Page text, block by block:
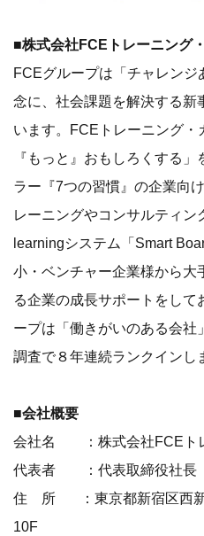
■株式会社FCEトレーニング
FCEグループは「チャレン
念に、社会課題を解決する新
います。FCEトレーニング・
『もっと』おもしろくする
ラー『7つの習慣』の企業向
レーニングやコンサルティ
learningシステム「Smart
小・ベンチャー企業様から大
る企業の成長サポートをし
ープは「働きがいのある会
調査で８年連続ランクインし
■会社概要
会社名 ：株式会社FCEト
代表者 ：代表取締役
住 所 ：東京都新宿区西
10F